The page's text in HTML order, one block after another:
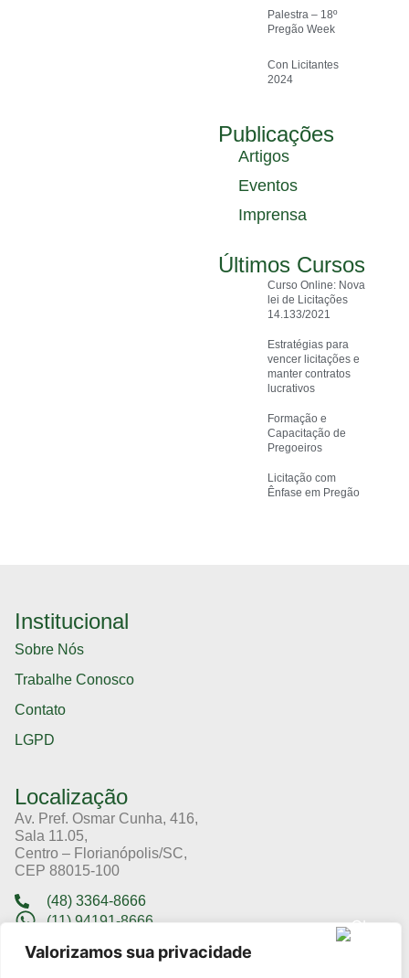
Valorizamos sua privacidade
Palestra – 18º
Pregão Week
Con Licitantes
2024
Publicações
Artigos
Eventos
Imprensa
Últimos Cursos
Curso Online: Nova
lei de Licitações
14.133/2021
Estratégias para
vencer licitações e
manter contratos
lucrativos
Formação e
Capacitação de
Pregoeiros
Licitação com
Ênfase em Pregão
Institucional
Sobre Nós
Trabalhe Conosco
Contato
LGPD
Localização
Av. Pref. Osmar Cunha, 416,
Sala 11.05,
Centro – Florianópolis/SC,
CEP 88015-100
(48) 3364-8666
(11) 94191-8666
Cursos